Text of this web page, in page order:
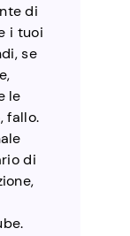
di
i tuoi
se
le
fallo.
di